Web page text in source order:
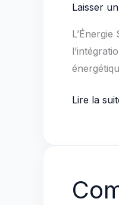
Laisser
Parc
&
Lire la